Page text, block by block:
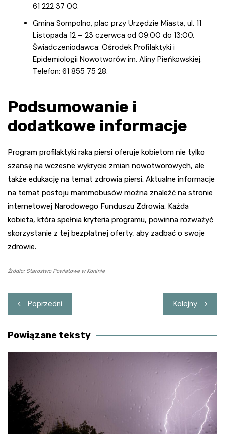
61 222 37 00.
Gmina Sompolno, plac przy Urzędzie Miasta, ul. 11
Listopada 12 – 23 czerwca od 09:00 do 13:00.
Świadczeniodawca: Ośrodek Profilaktyki i
Epidemiologii Nowotworów im. Aliny Pieńkowskiej.
Telefon: 61 855 75 28.
Podsumowanie i
dodatkowe informacje
Program profilaktyki raka piersi oferuje kobietom nie tylko
szansę na wczesne wykrycie zmian nowotworowych, ale
także edukację na temat zdrowia piersi. Aktualne informacje
na temat postoju mammobusów można znaleźć na stronie
internetowej Narodowego Funduszu Zdrowia. Każda
kobieta, która spełnia kryteria programu, powinna rozważyć
skorzystanie z tej bezpłatnej oferty, aby zadbać o swoje
zdrowie.
Źródło: Starostwo Powiatowe w Koninie
Nawigacja
wpisu
Poprzedni Kolejny
Powiązane teksty